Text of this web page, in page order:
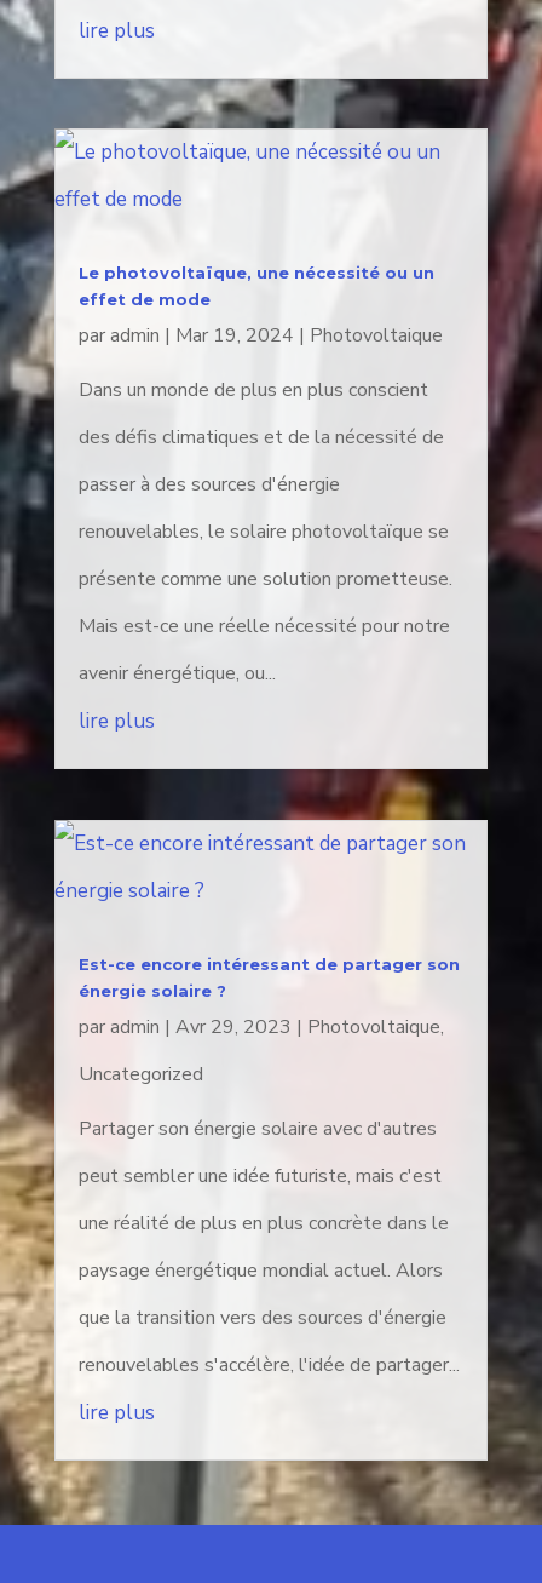
lire plus
Le photovoltaïque, une nécessité ou un
effet de mode
paradmin | Mar 19, 2024 | Photovoltaique
Dans un monde de plus en plus conscient
des défis climatiques et de la nécessité de
passer à des sources d'énergie
renouvelables, le solaire photovoltaïque se
présente comme une solution prometteuse.
Mais est-ce une réelle nécessité pour notre
avenir énergétique, ou...
lire plus
Est-ce encore intéressant de partager son
énergie solaire ?
paradmin | Avr 29, 2023 | Photovoltaique,
Uncategorized
Partager son énergie solaire avec d'autres
peut sembler une idée futuriste, mais c'est
une réalité de plus en plus concrète dans le
paysage énergétique mondial actuel. Alors
que la transition vers des sources d'énergie
renouvelables s'accélère, l'idée de partager...
lire plus